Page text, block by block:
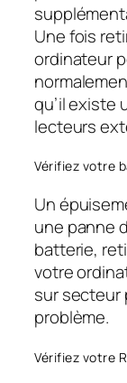
Une fois
ordinateur
qu’il existe
lecteurs
Vérifiez votre
Un
une panne
batterie,
votre
sur secteur
problème.
Vérifiez votre